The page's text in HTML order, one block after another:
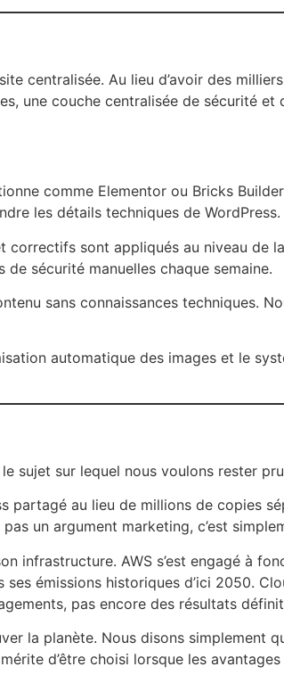
centralisée. Au lieu d’avoir des
une couche centralisée de sécurité et
comme Elementor ou Bricks
les détails techniques de WordPress.
correctifs sont appliqués au niveau de
de sécurité manuelles chaque semaine.
sans connaissances techniques.
automatique des images et le
sujet sur lequel nous voulons rester
partagé au lieu de millions de copies
un argument marketing, c’est
infrastructure. AWS s’est engagé à
émissions historiques d’ici 2050.
pas encore des résultats
la planète. Nous disons simplement
d’être choisi lorsque les